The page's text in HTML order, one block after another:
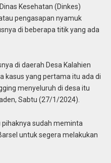
Kesehatan (Dinkes)
pengasapan nyamuk
di beberapa titik yang ada
di daerah Desa Kalahien
kasus yang pertama itu ada di
menyeluruh di desa itu
Sabtu (27/1/2024).
sudah meminta
untuk segera melakukan